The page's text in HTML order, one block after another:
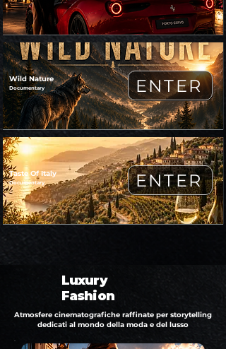
Documentary
Wild Nature ENTER
Documentary
Taste Of Italy ENTER
Luxury
Fashion
Atmosfere cinematografiche raffinate per storytelling
dedicati al mondo della moda e del lusso